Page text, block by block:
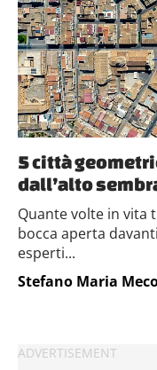
5 città
dall’alto
Quante volte in vita
bocca aperta
esperti...
Stefano Maria